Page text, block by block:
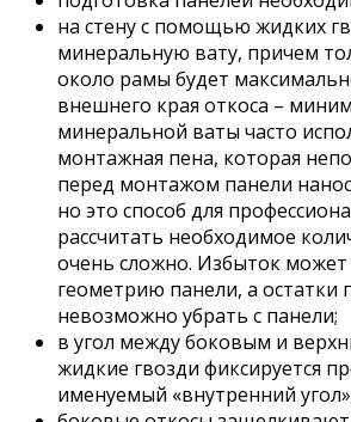
на стену с помощью жидких
минеральную вату, причем
около рамы будет
внешнего края откоса –
минеральной ваты часто
монтажная пена, которая
перед монтажом панели
но это способ для
рассчитать необходимое
очень сложно. Избыток
геометрию панели, а остатки
невозможно убрать с панели;
в угол между боковым и
жидкие гвозди фиксируется
именуемый «внутренний